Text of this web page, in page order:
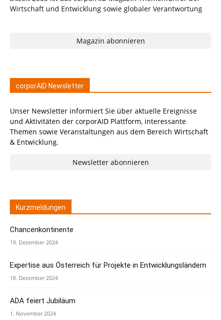
Magazin abonnieren
corporAID Newsletter
Unser Newsletter informiert Sie über aktuelle Ereignisse
und Aktivitäten der corporAID Plattform, interessante
Themen sowie Veranstaltungen aus dem Bereich Wirtschaft
& Entwicklung.
Newsletter abonnieren
Kurzmeldungen
Chancenkontinente
19. Dezember 2024
Expertise aus Österreich für Projekte in Entwicklungsländern
18. Dezember 2024
ADA feiert Jubiläum
1. November 2024